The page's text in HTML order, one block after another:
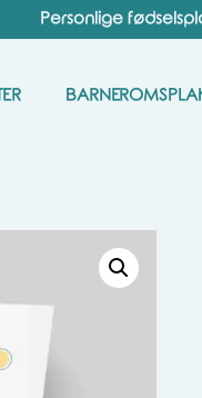
Personlige